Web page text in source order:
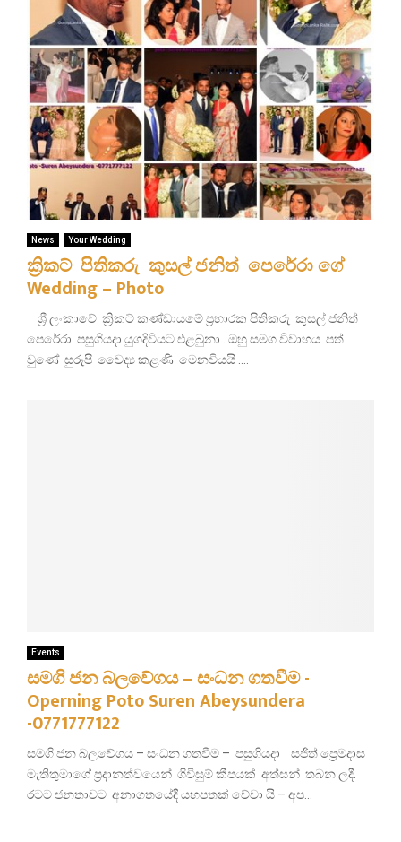
News Your Wedding
ක්‍රිකට් පිතිකරු කුසල් ජනිත් පෙරේරා ගේ
Wedding – Photo
ශ්‍රී ලංකාවේ ක්‍රිකට් කණ්ඩායමේ ප්‍රහාරක පිතිකරු කුසල් ජනිත්
පෙරේරා පසුගියදා යුගදිවියට එළබුනා . ඔහු සමග විවාහය පත්
වුණේ සුරූපී වෛද්‍ය කළණි මෙනවියයි ....
Events
සමගි ජන බලවේගය – සංධන ගතවීම -
Operning Poto Suren Abeysundera
-0771777122
සමගි ජන බලවේගය – සංධන ගතවීම – පසුගියදා සජිත් ප්‍රෙමදාස
මැතිතුමාගේ ප්‍රදානත්වයෙන් ගිවිසුම් කීපයක් අත්සන් තබන ලදී.
රටට ජනතාවට අනාගතයේදී යහපතක් වේවා යි – අප...